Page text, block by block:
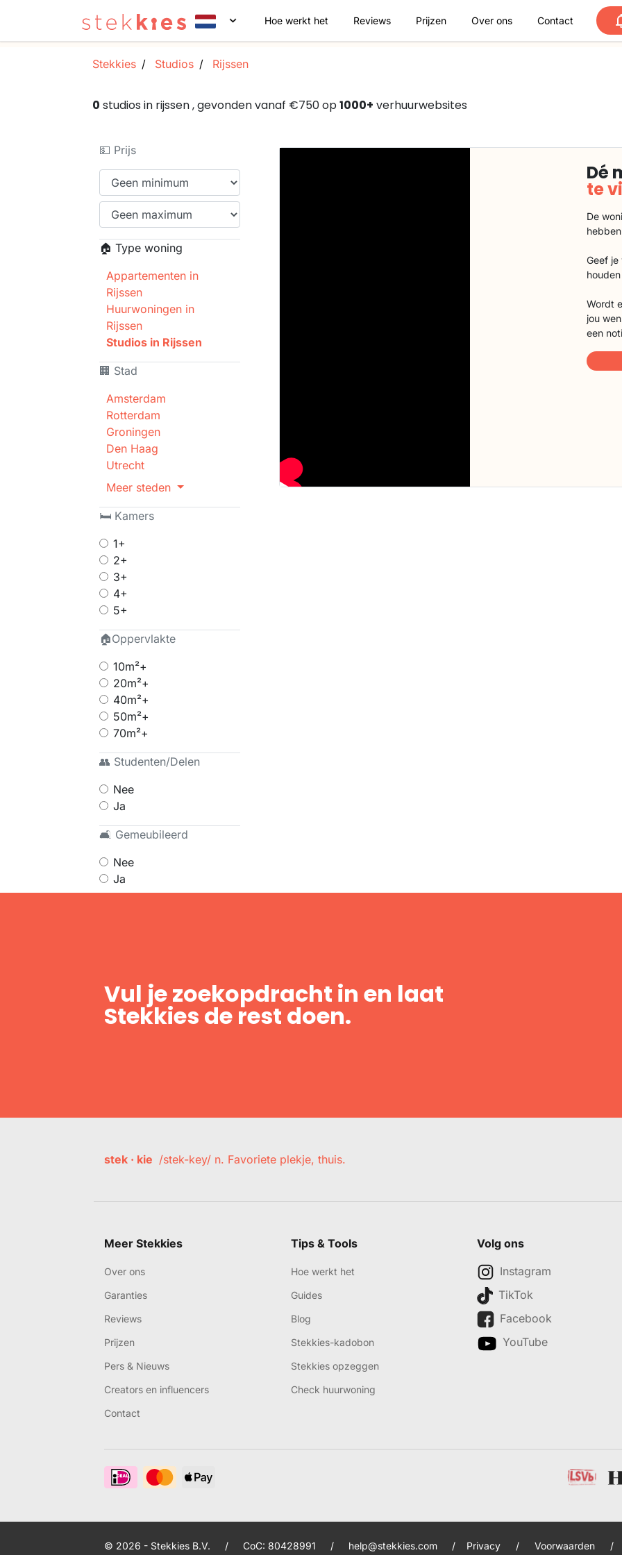
Hoe werkt het Reviews Prijzen Over ons Contact
Stekkies Studios Rijssen
0 studios in rijssen , gevonden vanaf €750 op1000+ verhuurwebsites
💵 Prijs
🏠 Type woning
Appartementen in
Rijssen
Huurwoningen in
Rijssen
Studios in Rijssen
🏢 Stad
Amsterdam
Rotterdam
Groningen
Den Haag
Utrecht
Meer steden
🛏 Kamers
1+
2+
3+
4+
5+
🏠Oppervlakte
10m²+
20m²+
40m²+
50m²+
70m²+
👥 Studenten/Delen
Nee
Ja
🛋 Gemeubileerd
Nee
Ja
Dé
te
De
Geef
Wordt
jou
een
Vul je zoekopdracht in en laat
Stekkies de rest doen.
stek · kie /stek-key/ n. Favoriete plekje, thuis.
Meer Stekkies
Over ons
Garanties
Reviews
Prijzen
Pers & Nieuws
Creators en influencers
Contact
Tips & Tools
Hoe werkt het
Guides
Blog
Stekkies-kadobon
Stekkies opzeggen
Check huurwoning
Volg ons
Instagram
TikTok
Facebook
YouTube
© 2026 - Stekkies B.V. / CoC: 80428991 / help@stekkies.com / Privacy / Voorwaarden /